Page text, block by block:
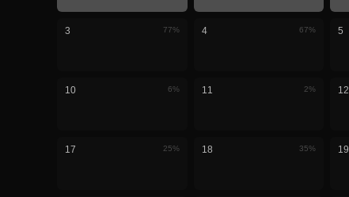
3 77% 4 67% 5
10 6% 11 2% 12
17 25% 18 35% 19